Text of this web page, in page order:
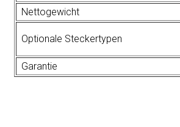
Nettogewicht
Optionale Steckertypen
Garantie